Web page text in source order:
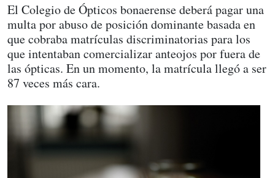
El Colegio de Ópticos bonaerense deberá pagar una
multa por abuso de posición dominante basada en
que cobraba matrículas discriminatorias para los
que intentaban comercializar anteojos por fuera de
las ópticas. En un momento, la matrícula llegó a ser
87 veces más cara.